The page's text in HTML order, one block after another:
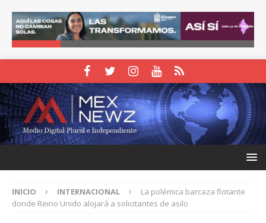
INICIO INTERNACIONAL
La polémica barcaza flotante
donde Reino Unido alojará a solicitantes de asilo